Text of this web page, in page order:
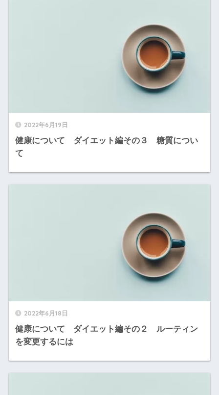
2022年6月19日
健康について ダイエット編その３ 糖質につい
て
2022年6月18日
健康について ダイエット編その２ ルーティン
を変更するには